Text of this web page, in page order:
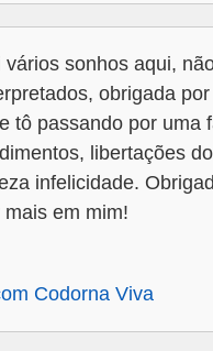
vários sonhos aqui,
obrigada
tô passando por uma
libertações
infelicidade.
em mim!
Codorna Viva